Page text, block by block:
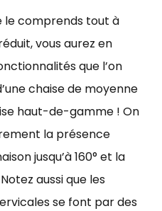
le comprends tout à
vous aurez en
que l’on
chaise de moyenne
haut-de-gamme ! On
la présence
jusqu’à 160° et la
aussi que les
se font par des